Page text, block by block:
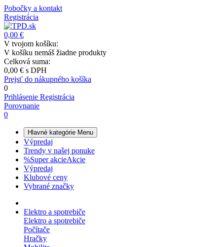
Pobočky a kontakt
Registrácia
0,00 €
V tvojom košíku:
V košíku nemáš žiadne produkty
Celková suma:
0,00 € s DPH
Prejsť do nákupného košíka
0
Prihlásenie Registrácia
Porovnanie
0
Hlavné kategórie Menu
Výpredaj
Trendy v našej ponuke
%Super akcieAkcie
Výpredaj
Klubové ceny
Vybrané značky
Elektro a spotrebiče
Elektro a spotrebiče
Počítače
Hračky